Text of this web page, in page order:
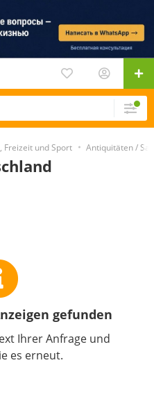
Freizeit und Sport Antiquitäten /
gefunden
Ihrer Anfrage und
es erneut.